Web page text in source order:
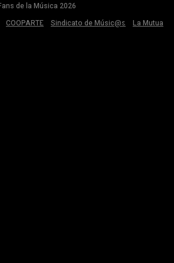
de la Música 2026
COOPARTE Sindicato de Músic@s La Mutua